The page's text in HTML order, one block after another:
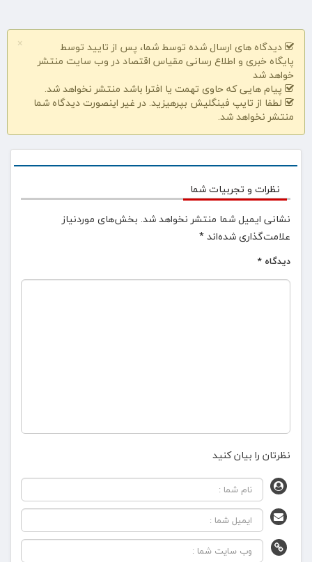
×
دیدگاه های ارسال شده توسط شما، پس از تایید توسط
پایگاه خبری و اطلاع رسانی مقیاس اقتصاد در وب سایت منتشر
خواهد شد
پیام هایی که حاوی تهمت یا افترا باشد منتشر نخواهد شد.
لطفا از تایپ فینگلیش بپرهیزید. در غیر اینصورت دیدگاه شما
منتشر نخواهد شد.
نظرات و تجربیات شما
نشانی ایمیل شما منتشر نخواهد شد. بخش‌های موردنیاز
علامت‌گذاری شده‌اند*
دیدگاه *
نظرتان را بیان کنید